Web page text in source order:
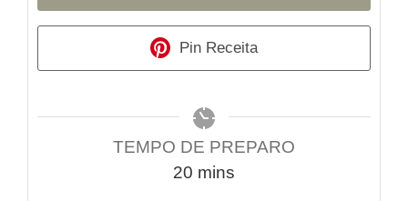
Pin Receita
TEMPO DE PREPARO
20 mins